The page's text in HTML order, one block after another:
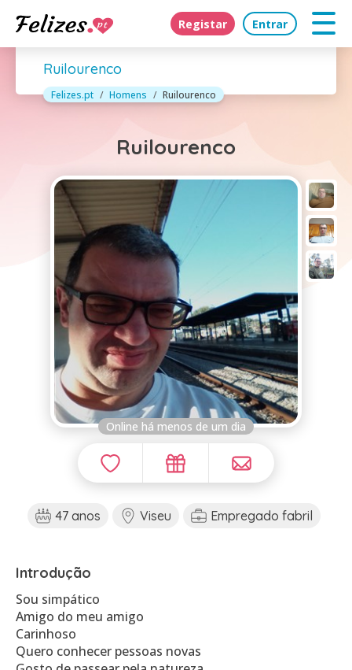
Registar Entrar
Ruilourenco
Felizes.pt Homens Ruilourenco
Ruilourenco
Online há menos de um dia
47 anos Viseu Empregado fabril
Introdução
Sou simpático
Amigo do meu amigo
Carinhoso
Quero conhecer pessoas novas